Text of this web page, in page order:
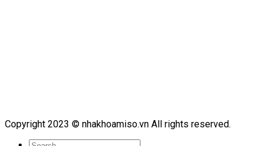
Copyright 2023 © nhakhoamiso.vn All rights reserved.